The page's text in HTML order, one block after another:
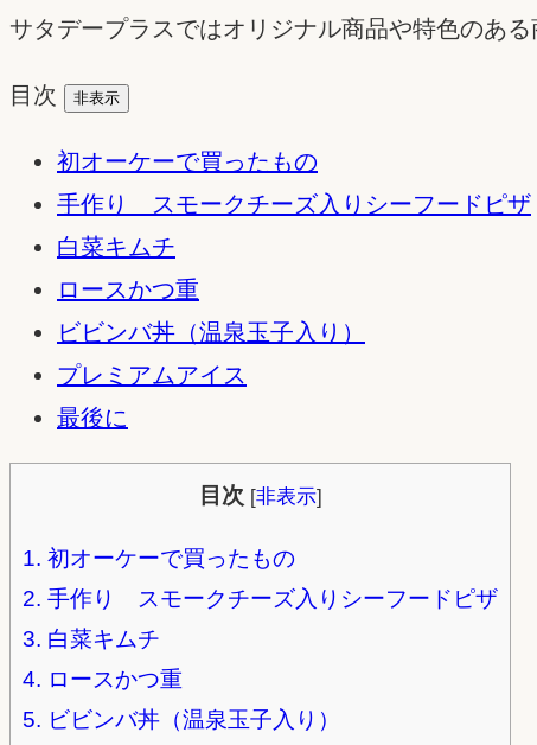
サタデープラスではオリジナル商品や特色のあ
目次 非表示
初オーケーで買ったもの
手作り スモークチーズ入りシーフードピザ
白菜キムチ
ロースかつ重
ビビンバ丼（温泉玉子入り）
プレミアムアイス
最後に
目次 [非表示]
1. 初オーケーで買ったもの
2. 手作り スモークチーズ入りシーフードピザ
3. 白菜キムチ
4. ロースかつ重
5. ビビンバ丼（温泉玉子入り）